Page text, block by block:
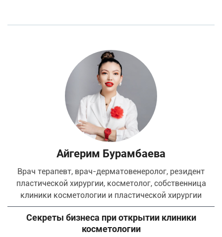
Айгерим Бурамбаева
врач терапевт, врач-дерматовенеролог, резидент
пластической хирургии, косметолог, собственница
клиники косметологии и пластической хирургии
Секреты бизнеса при открытии клиники
косметологии